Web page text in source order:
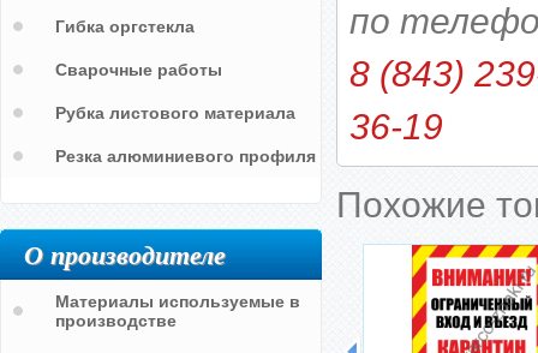
по
8 (843)
36-19
Похожие
Гибка оргстекла
Сварочные работы
Рубка листового материала
Резка алюминиевого профиля
О производителе
Материалы используемые в
производстве